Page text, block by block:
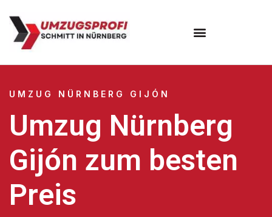
UMZUG NÜRNBERG GIJÓN
Umzug Nürnberg
Gijón zum besten
Preis